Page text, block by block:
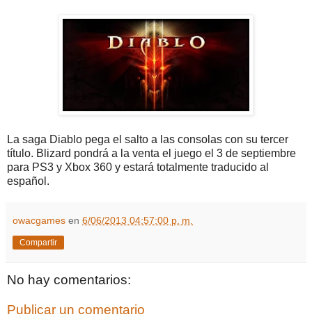
La saga Diablo pega el salto a las consolas con su tercer
título. Blizard pondrá a la venta el juego el 3 de septiembre
para PS3 y Xbox 360 y estará totalmente traducido al
español.
owacgames en 6/06/2013 04:57:00 p. m.
Compartir
No hay comentarios:
Publicar un comentario